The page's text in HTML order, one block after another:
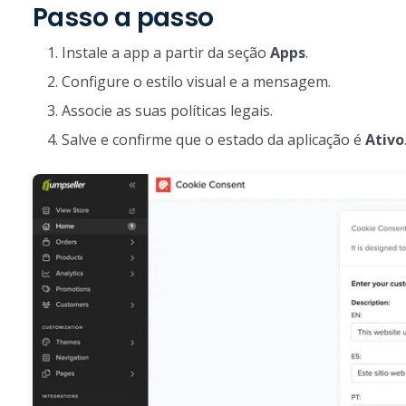
Passo a passo
Instale a app a partir da seção Apps.
Configure o estilo visual e a mensagem.
Associe as suas políticas legais.
Salve e confirme que o estado da aplicação é Ativo.